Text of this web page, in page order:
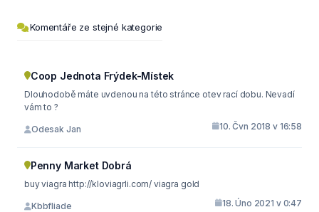
Komentáře ze stejné kategorie
Coop Jednota Frýdek-Místek
Dlouhodobě máte uvdenou na této stránce otev rací dobu. Nevadí
vám to ?
Odesak Jan 10. Čvn 2018 v 16:58
Penny Market Dobrá
buy viagra http://kloviagrli.com/ viagra gold
Kbbfliade 18. Úno 2021 v 0:47